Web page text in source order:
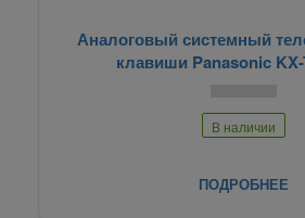
Аналоговый системный
клавиши Panasonic KX-
В наличии
ПОДРОБНЕЕ